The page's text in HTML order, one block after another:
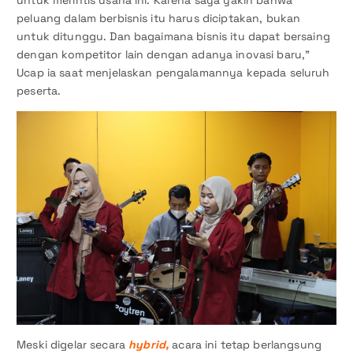
peluang dalam berbisnis itu harus diciptakan, bukan
untuk ditunggu. Dan bagaimana bisnis itu dapat bersaing
dengan kompetitor lain dengan adanya inovasi baru,”
Ucap ia saat menjelaskan pengalamannya kepada seluruh
peserta.
Meski digelar secara hybrid,acara ini tetap berlangsung